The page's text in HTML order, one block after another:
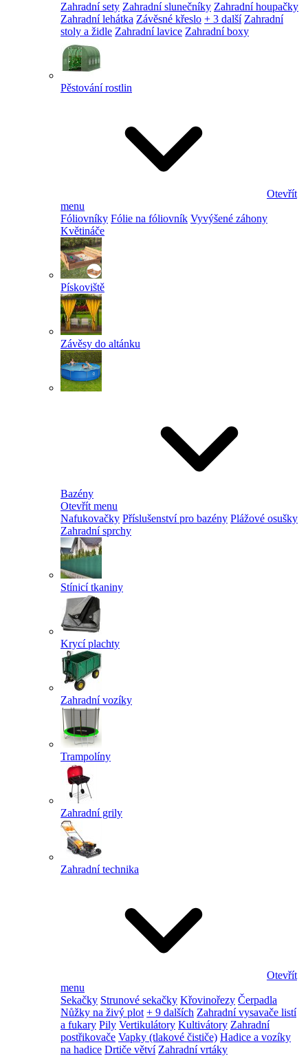
Zahradní sety Zahradní slunečníky Zahradní houpačky
Zahradní lehátka Závěsné křeslo + 3 další Zahradní
stoly a židle Zahradní lavice Zahradní boxy
Pěstování rostlin
Otevřít
menu
Fóliovníky Fólie na fóliovník Vyvýšené záhony
Květináče
Pískoviště
Závěsy do altánku
Bazény
Otevřít menu
Nafukovačky Příslušenství pro bazény Plážové osušky
Zahradní sprchy
Stínicí tkaniny
Krycí plachty
Zahradní vozíky
Trampolíny
Zahradní grily
Zahradní technika
Otevřít
menu
Sekačky Strunové sekačky Křovinořezy Čerpadla
Nůžky na živý plot + 9 dalších Zahradní vysavače listí
a fukary Pily Vertikulátory Kultivátory Zahradní
postřikovače Vapky (tlakové čističe) Hadice a vozíky
na hadice Drtiče větví Zahradní vrtáky